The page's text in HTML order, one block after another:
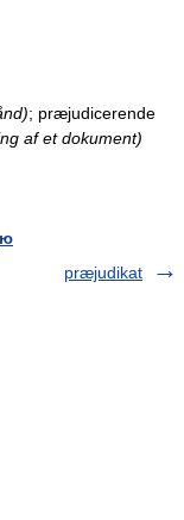
; præjudicerende
af et dokument)
præjudikat